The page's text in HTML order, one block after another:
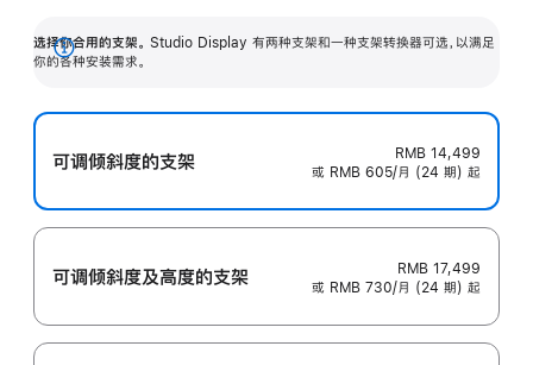
选择你合用的支架。 Studio Display 有两种支架和一种支架转换器可选，以满足
你的各种安装需求。
展
可调倾斜度的支架
RMB 14,499
或 RMB 605/月 (24 期) 起
可调倾斜度及高‍度的支‍架
RMB 17,499
或 RMB 730/月 (24 期) 起